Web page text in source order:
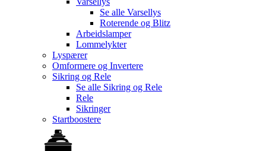
Se alle Varsellys
Roterende og Blitz
Arbeidslamper
Lommelykter
Lyspærer
Omformere og Invertere
Sikring og Rele
Se alle Sikring og Rele
Rele
Sikringer
Startboostere